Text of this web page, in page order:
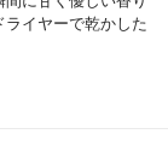
イヤーで乾かした